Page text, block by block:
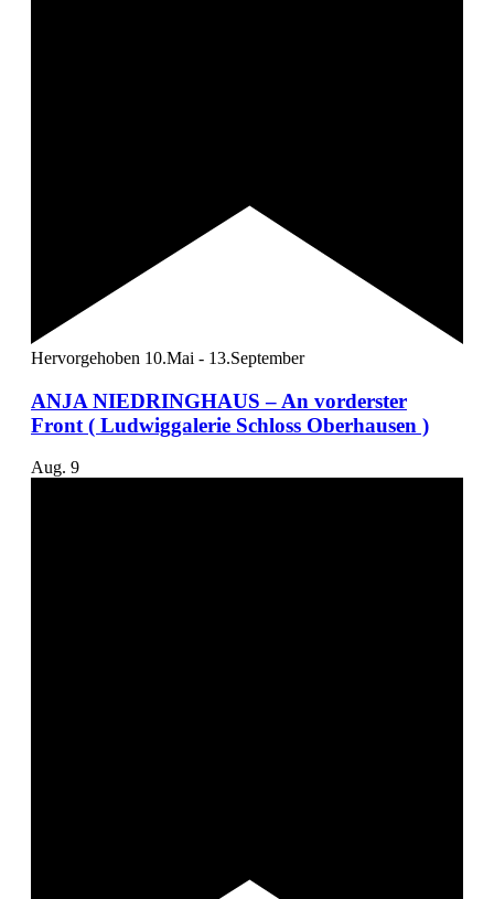
Hervorgehoben 10.Mai - 13.September
ANJA NIEDRINGHAUS – An vorderster
Front ( Ludwiggalerie Schloss Oberhausen )
Aug. 9